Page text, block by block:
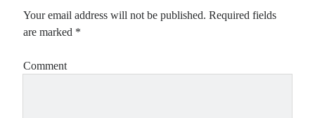
Your email address will not be published. Required fields
are marked *
Comment